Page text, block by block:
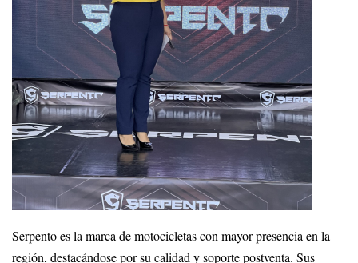
Serpento es la marca de motocicletas con mayor presencia en la
región, destacándose por su calidad y soporte postventa. Sus